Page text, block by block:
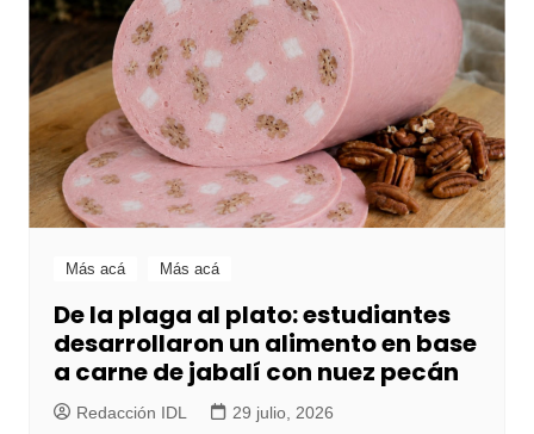
Más acá Más acá
De la plaga al plato: estudiantes
desarrollaron un alimento en base
a carne de jabalí con nuez pecán
Redacción IDL 29 julio, 2026